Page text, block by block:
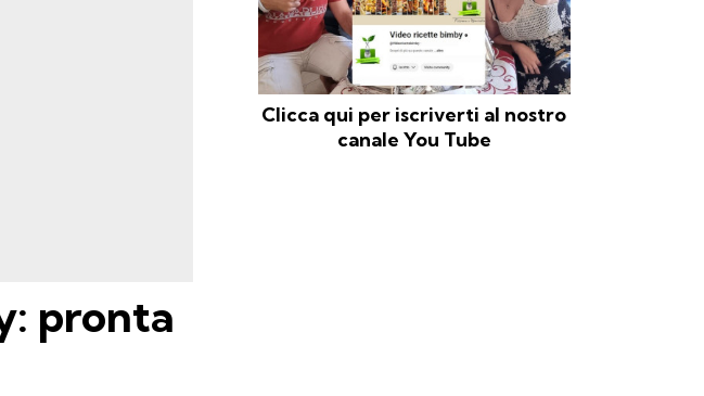
pronta
Clicca qui per iscriverti al nostro
canale You Tube